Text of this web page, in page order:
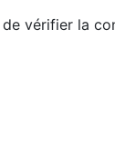
vérifier la